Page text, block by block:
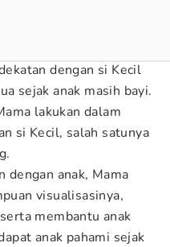
dengan si Kecil
sejak anak masih bayi.
lakukan dalam
si Kecil, salah satunya
dengan anak, Mama
visualisasinya,
membantu anak
anak pahami sejak